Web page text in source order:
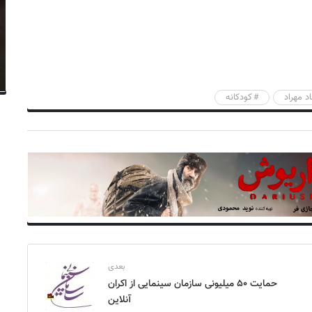
مهراد کودکانه
بعدی
حمایت ۵۰ میلیونی سازمان سینمایی از اکران
آنلاین